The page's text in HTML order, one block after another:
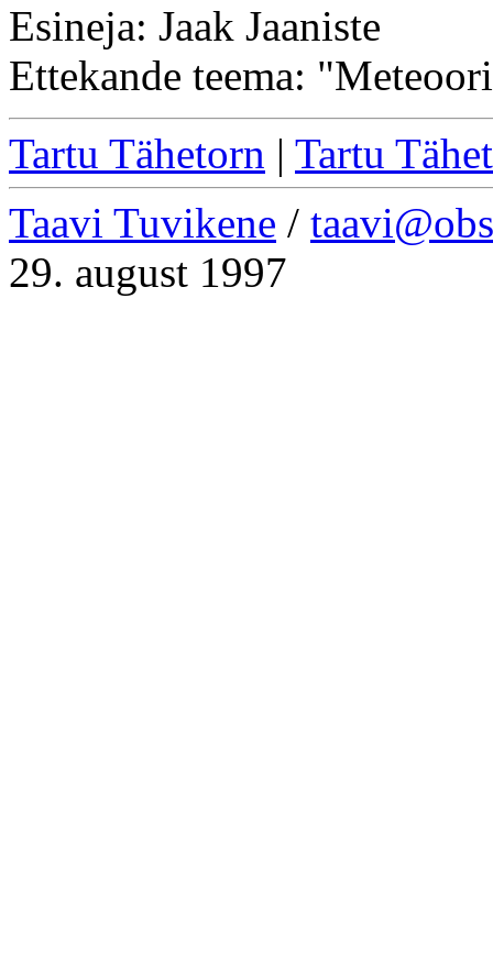
Esineja: Jaak Jaaniste
Ettekande teema:
Tartu Tähetorn | Tartu
Taavi Tuvikene /
29. august 1997